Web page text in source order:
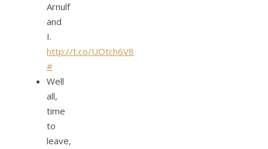
Arnulf
and
I.
http://t.co/UOtch6V8
#
Well
all,
time
to
leave,